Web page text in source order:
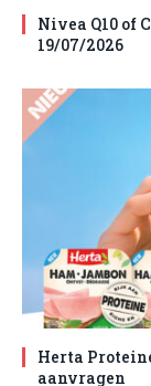
Nivea Q10 of
19/07/2026
Herta
aanvragen